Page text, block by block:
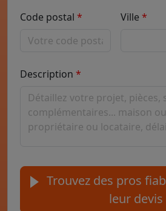
Code postal Ville
Description
Trouvez des pros
leur devis